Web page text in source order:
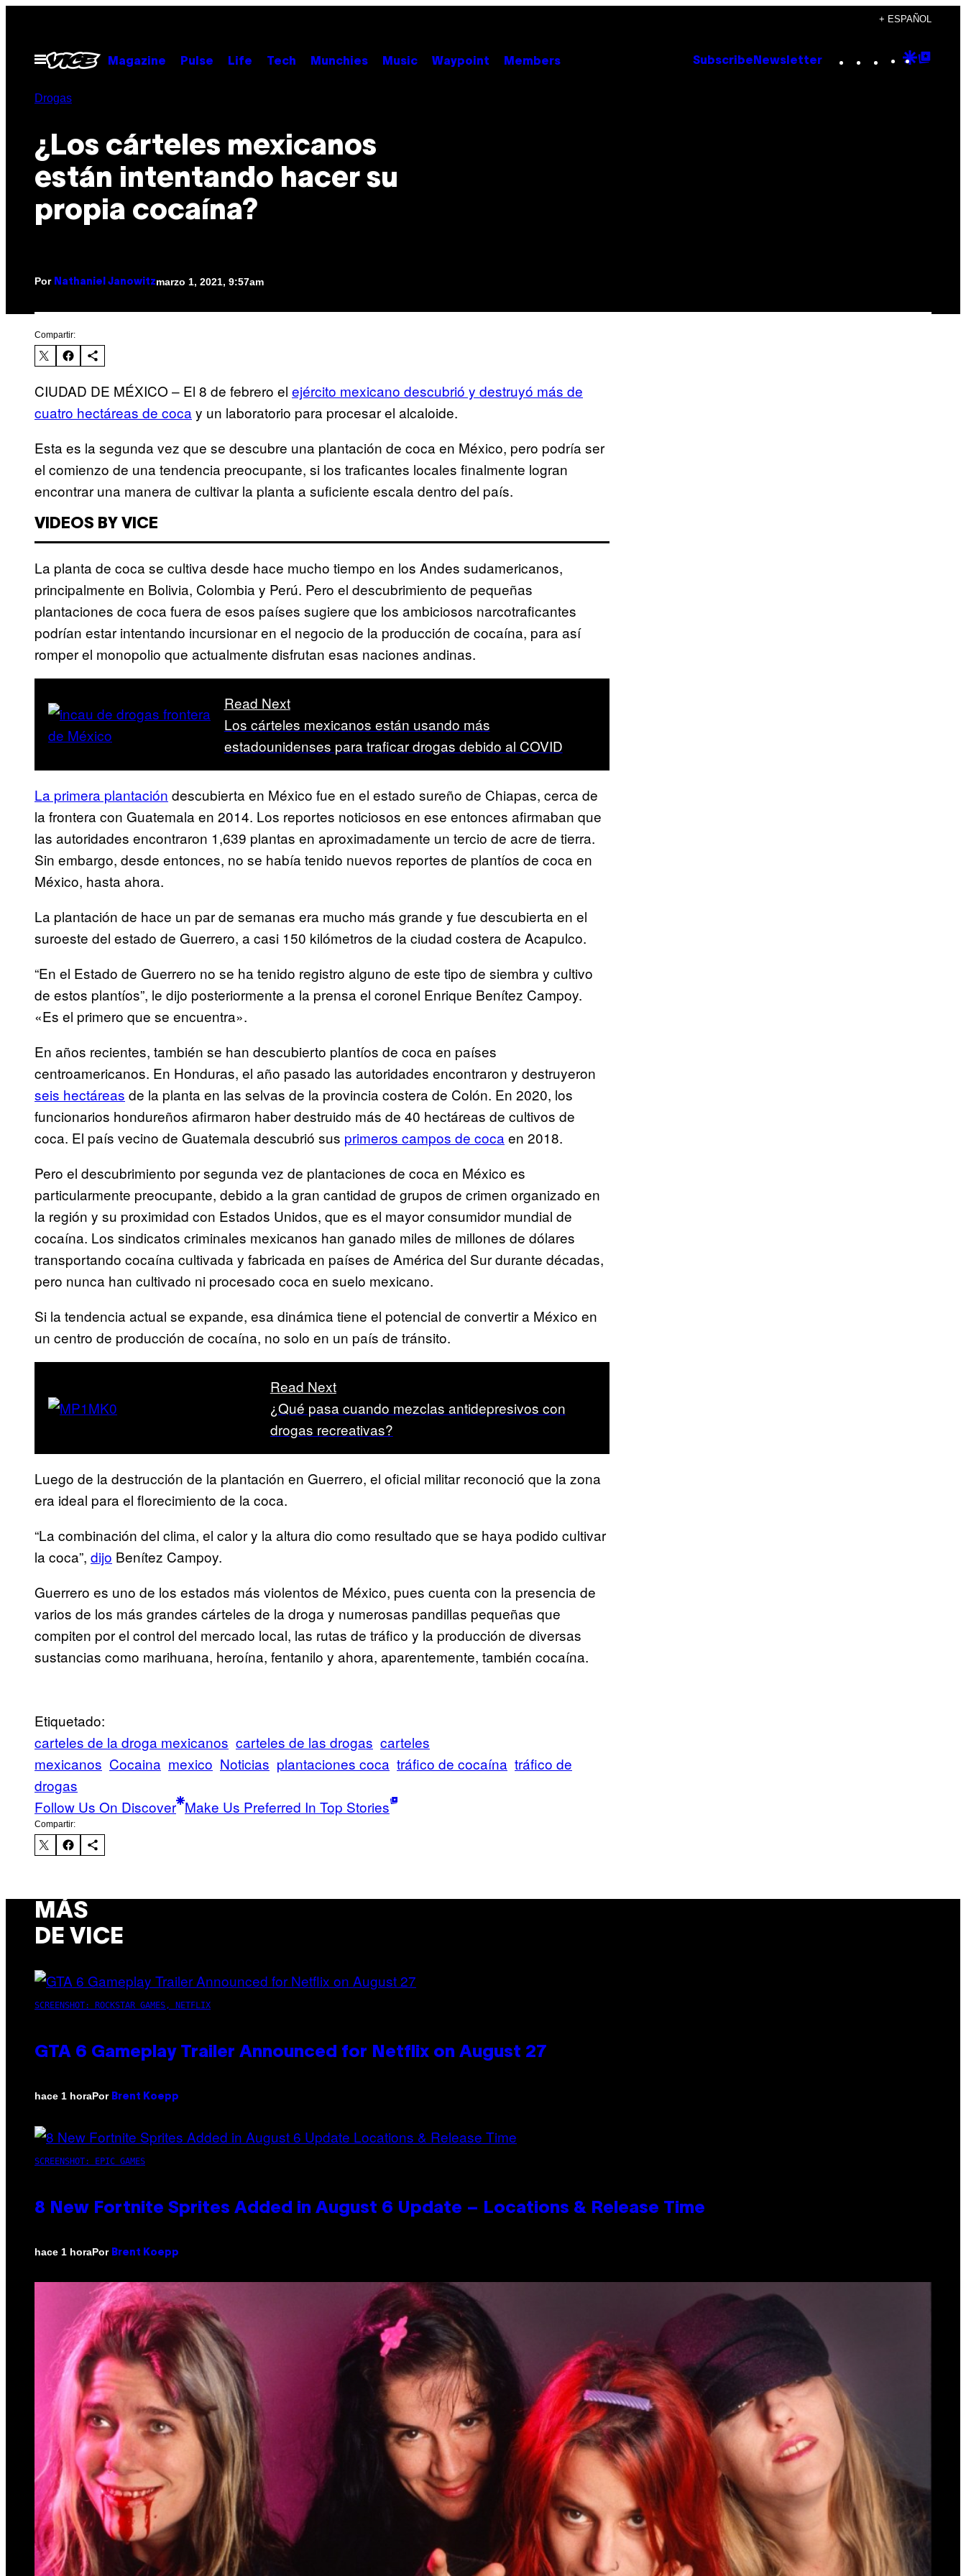
contenido
+ ESPAÑOL
Abrir
Menú
Magazine Pulse Life Tech Munchies Music Waypoint Members Subscribe Newsletter Instagram
TikTok
YouTube
Google
Drogas
¿Los cárteles mexicanos
están intentando hacer su
propia cocaína?
Por Nathaniel Janowitzmarzo 1, 2021, 9:57am
Compartir:
CIUDAD DE MÉXICO – El 8 de febrero el ejército mexicano descubrió y destruyó más de
cuatro hectáreas de coca y un laboratorio para procesar el alcaloide.
Esta es la segunda vez que se descubre una plantación de coca en México, pero podría ser
el comienzo de una tendencia preocupante, si los traficantes locales finalmente logran
encontrar una manera de cultivar la planta a suficiente escala dentro del país.
VIDEOS BY VICE
La planta de coca se cultiva desde hace mucho tiempo en los Andes sudamericanos,
principalmente en Bolivia, Colombia y Perú. Pero el descubrimiento de pequeñas
plantaciones de coca fuera de esos países sugiere que los ambiciosos narcotraficantes
podrían estar intentando incursionar en el negocio de la producción de cocaína, para así
romper el monopolio que actualmente disfrutan esas naciones andinas.
Read Next
Los cárteles mexicanos están usando más
estadounidenses para traficar drogas debido al COVID
La primera plantación descubierta en México fue en el estado sureño de Chiapas, cerca de
la frontera con Guatemala en 2014. Los reportes noticiosos en ese entonces afirmaban que
las autoridades encontraron 1,639 plantas en aproximadamente un tercio de acre de tierra.
Sin embargo, desde entonces, no se había tenido nuevos reportes de plantíos de coca en
México, hasta ahora.
La plantación de hace un par de semanas era mucho más grande y fue descubierta en el
suroeste del estado de Guerrero, a casi 150 kilómetros de la ciudad costera de Acapulco.
“En el Estado de Guerrero no se ha tenido registro alguno de este tipo de siembra y cultivo
de estos plantíos”, le dijo posteriormente a la prensa el coronel Enrique Benítez Campoy.
«Es el primero que se encuentra».
En años recientes, también se han descubierto plantíos de coca en países
centroamericanos. En Honduras, el año pasado las autoridades encontraron y destruyeron
seis hectáreas de la planta en las selvas de la provincia costera de Colón. En 2020, los
funcionarios hondureños afirmaron haber destruido más de 40 hectáreas de cultivos de
coca. El país vecino de Guatemala descubrió sus primeros campos de coca en 2018.
Pero el descubrimiento por segunda vez de plantaciones de coca en México es
particularmente preocupante, debido a la gran cantidad de grupos de crimen organizado en
la región y su proximidad con Estados Unidos, que es el mayor consumidor mundial de
cocaína. Los sindicatos criminales mexicanos han ganado miles de millones de dólares
transportando cocaína cultivada y fabricada en países de América del Sur durante décadas,
pero nunca han cultivado ni procesado coca en suelo mexicano.
Si la tendencia actual se expande, esa dinámica tiene el potencial de convertir a México en
un centro de producción de cocaína, no solo en un país de tránsito.
Read Next
¿Qué pasa cuando mezclas antidepresivos con
drogas recreativas?
Luego de la destrucción de la plantación en Guerrero, el oficial militar reconoció que la zona
era ideal para el florecimiento de la coca.
“La combinación del clima, el calor y la altura dio como resultado que se haya podido cultivar
la coca”, dijo Benítez Campoy.
Guerrero es uno de los estados más violentos de México, pues cuenta con la presencia de
varios de los más grandes cárteles de la droga y numerosas pandillas pequeñas que
compiten por el control del mercado local, las rutas de tráfico y la producción de diversas
sustancias como marihuana, heroína, fentanilo y ahora, aparentemente, también cocaína.
Etiquetado:
carteles de la droga mexicanos carteles de las drogas carteles
mexicanos Cocaina mexico Noticias plantaciones coca tráfico de cocaína tráfico de
drogas
Follow Us On Discover Make Us Preferred In Top Stories
Compartir:
MÁS
DE VICE
SCREENSHOT: ROCKSTAR GAMES, NETFLIX
GTA 6 Gameplay Trailer Announced for Netflix on August 27
hace 1 horaPor Brent Koepp
SCREENSHOT: EPIC GAMES
8 New Fortnite Sprites Added in August 6 Update – Locations & Release Time
hace 1 horaPor Brent Koepp